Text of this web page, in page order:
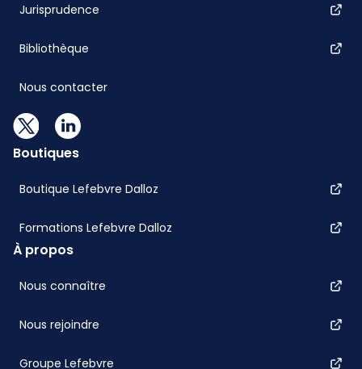
Jurisprudence
Bibliothèque
Nous contacter
Boutiques
Boutique Lefebvre Dalloz
Formations Lefebvre Dalloz
À propos
Nous connaître
Nous rejoindre
Groupe Lefebvre